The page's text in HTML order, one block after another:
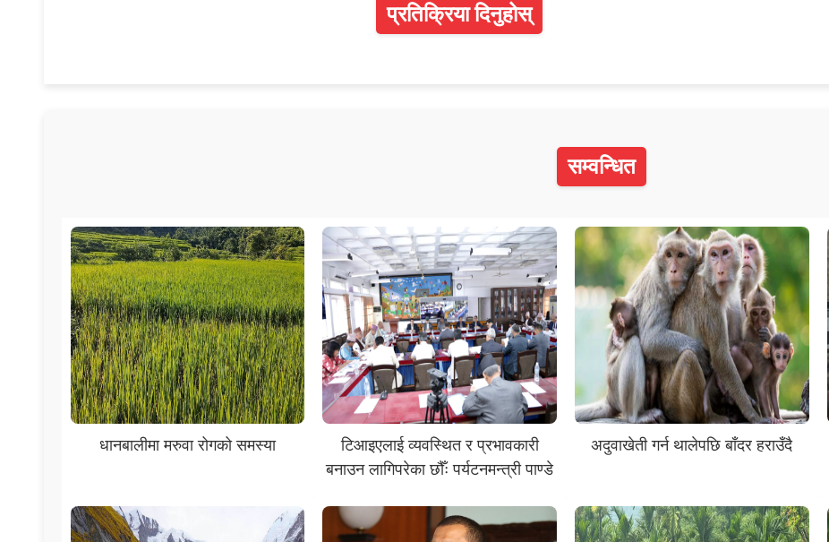
प्रतिक्रिया दिनुहोस्
सम्वन्धित
धानबालीमा मरुवा रोगको समस्या
टिआइएलाई व्यवस्थित र प्रभावकारी
बनाउन लागिपरेका छौँः पर्यटनमन्त्री पाण्डे
अदुवाखेती गर्न थालेपछि बाँदर हराउँदै